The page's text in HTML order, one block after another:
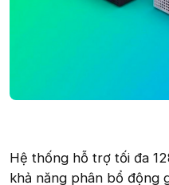
Hệ thống hỗ trợ tối đa
khả năng phân bổ động